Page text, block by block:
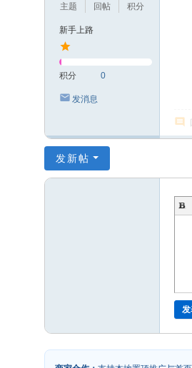
主题
回帖
积分
新手上路
积分 0
发消息
发新帖